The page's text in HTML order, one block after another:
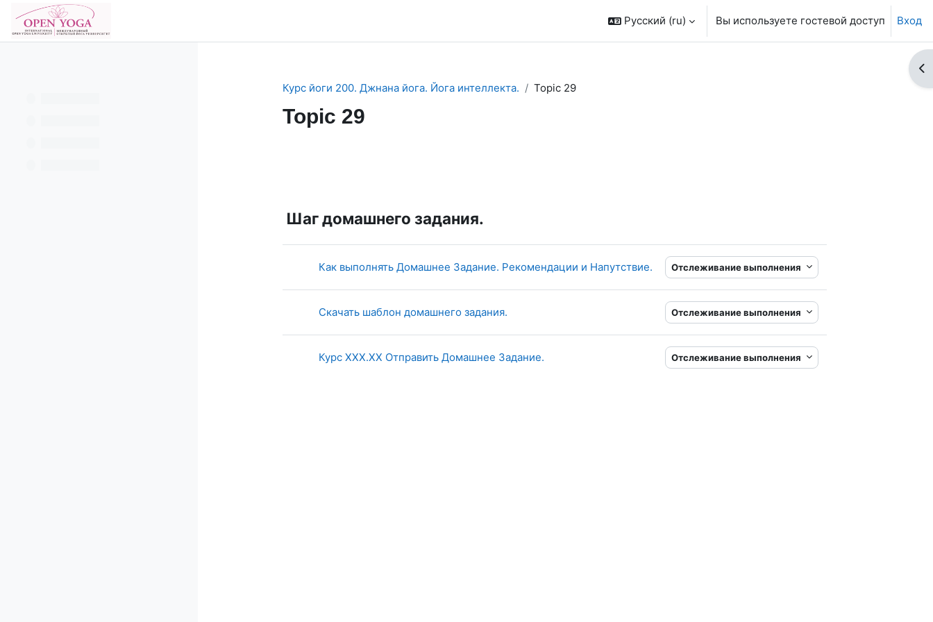
Перейти к основному содержанию
Русский ‎(ru)‎ Вы используете гостевой доступ Вход
Курс йоги 200. Джнана йога. Йога интеллекта.
Topic 29
Topic 29
Шаг домашнего задания.
Как выполнять Домашнее Задание. Рекомендации и Напутствие.Гиперссылка
Отслеживание выполнения
Скачать шаблон домашнего задания.Гиперссылка Отслеживание выполнения
Курс ХХХ.ХХ Отправить Домашнее Задание. Отслеживание выполнения